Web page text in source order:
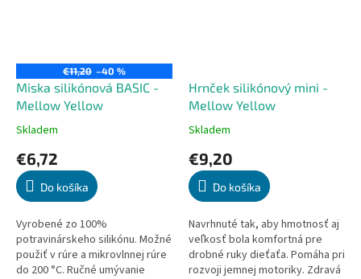
€11,20 –40 %
Miska silikónová BASIC -
Mellow Yellow
Priemerné
produktu
je
5,0
5
hviezdičiek.
Skladem
€6,72
Do košíka
Vyrobené zo 100%
potravinárskeho silikónu. Možné
použiť v rúre a mikrovlnnej rúre
do 200 °C. Ručné umývanie
Hrnček silikónový mini -
Mellow Yellow
Priemerné
produktu
je
5,0
5
hviezdičiek.
Skladem
€9,20
Do košíka
Navrhnuté tak, aby hmotnosť aj
veľkosť bola komfortná pre
drobné ruky dieťaťa. Pomáha pri
rozvoji jemnej motoriky. Zdravá